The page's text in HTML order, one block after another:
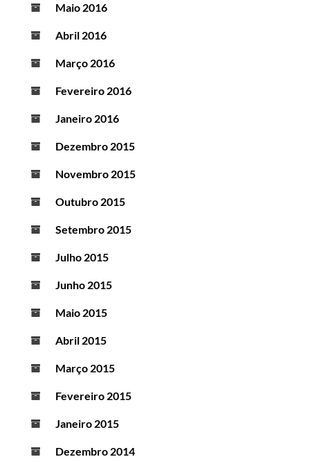
Maio 2016
Abril 2016
Março 2016
Fevereiro 2016
Janeiro 2016
Dezembro 2015
Novembro 2015
Outubro 2015
Setembro 2015
Julho 2015
Junho 2015
Maio 2015
Abril 2015
Março 2015
Fevereiro 2015
Janeiro 2015
Dezembro 2014